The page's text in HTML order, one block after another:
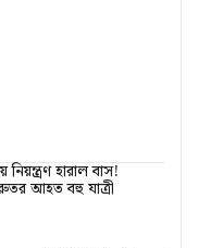
হারাল বাস!
আহত বহু যাত্রী